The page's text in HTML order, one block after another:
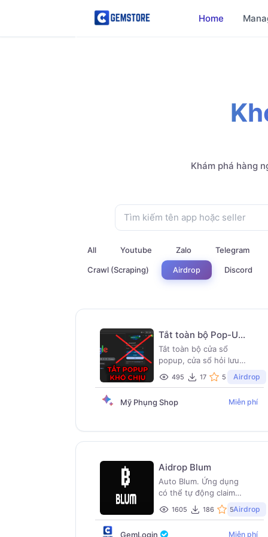
Home
Khám phá hàng
All Youtube Zalo Telegram
Crawl (Scraping) Airdrop Discord
Tắt toàn bộ Pop-Up
nổi trên GemLogin
Tắt toàn bộ cửa sổ
popup, cửa sổ hỏi lưu
mật khẩu, hỏi dịch
trang, thông báo khó
495 17 5 Airdrop
Mỹ Phụng Shop Miễn phí
Aidrop Blum
Auto Blum. Ứng dụng
có thể tự động claim
vàng, tự động start
farming. Đặc biệt tool
1605 186 5Airdrop
GemLogin Miễn phí